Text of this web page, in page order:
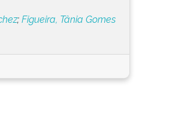
;Figueira, Tânia Gomes